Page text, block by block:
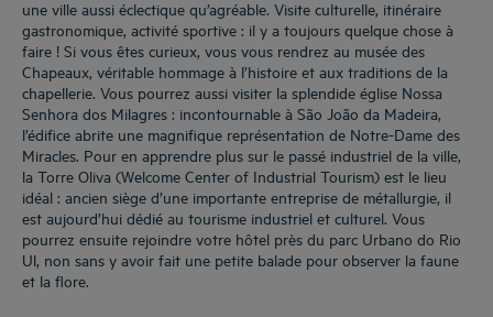
une ville aussi éclectique qu’agréable. Visite culturelle, itinéraire
gastronomique, activité sportive : il y a toujours quelque chose à
faire ! Si vous êtes curieux, vous vous rendrez au musée des
Chapeaux, véritable hommage à l’histoire et aux traditions de la
chapellerie. Vous pourrez aussi visiter la splendide église Nossa
Senhora dos Milagres : incontournable à São João da Madeira,
l’édifice abrite une magnifique représentation de Notre-Dame des
Miracles. Pour en apprendre plus sur le passé industriel de la ville,
la Torre Oliva (Welcome Center of Industrial Tourism) est le lieu
idéal : ancien siège d’une importante entreprise de métallurgie, il
est aujourd’hui dédié au tourisme industriel et culturel. Vous
pourrez ensuite rejoindre votre hôtel près du parc Urbano do Rio
Ul, non sans y avoir fait une petite balade pour observer la faune
et la flore.